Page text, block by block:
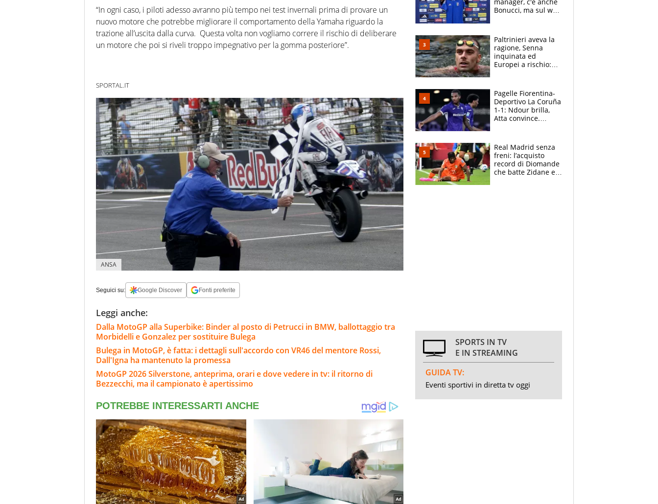
“In ogni caso, i piloti adesso avranno più tempo nei test invernali prima di provare un
nuovo motore che potrebbe migliorare il comportamento della Yamaha riguardo la
trazione all’uscita dalla curva. Questa volta non vogliamo correre il rischio di deliberare
un motore che poi si riveli troppo impegnativo per la gomma posteriore”.
SPORTAL.IT
ANSA
Seguici su: Google Discover Fonti preferite
Leggi anche:
Dalla MotoGP alla Superbike: Binder al posto di Petrucci in BMW, ballottaggio tra
Morbidelli e Gonzalez per sostituire Bulega
Bulega in MotoGP, è fatta: i dettagli sull'accordo con VR46 del mentore Rossi,
Dall'Igna ha mantenuto la promessa
MotoGP 2026 Silverstone, anteprima, orari e dove vedere in tv: il ritorno di
Bezzecchi, ma il campionato è apertissimo
manager, c'è anche
Bonucci, ma sul web
Paltrinieri aveva la
ragione, Senna
inquinata ed
Europei a rischio:
adesso
Pagelle Fiorentina-
Deportivo La Coruña
1-1: Ndour brilla,
Atta convince.
Real Madrid senza
freni: l’acquisto
record di Diomande
che batte Zidane e
SPORTS IN TV
E IN STREAMING
GUIDA TV:
Eventi sportivi in diretta tv oggi